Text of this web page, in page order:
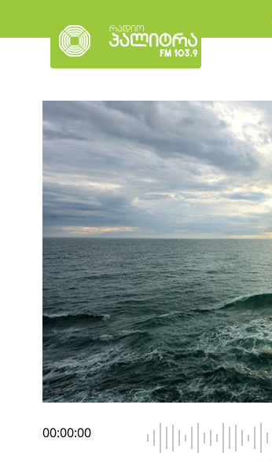
00:00:00